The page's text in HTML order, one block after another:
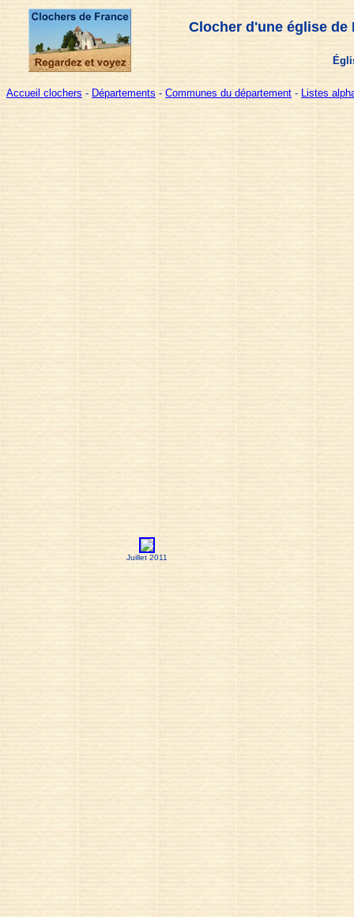
Clocher d'une église de
Accueil clochers - Départements - Communes du département - Listes
Juillet 2011